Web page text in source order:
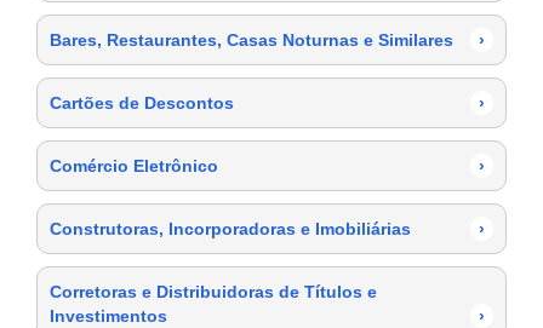
Bares, Restaurantes, Casas Noturnas e Similares ›
Cartões de Descontos ›
Comércio Eletrônico ›
Construtoras, Incorporadoras e Imobiliárias ›
Corretoras e Distribuidoras de Títulos e
Investimentos
›